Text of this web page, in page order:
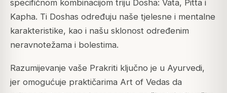
specifičnom kombinacijom triju Dosha: Vata, Pitta i
Kapha. Ti Doshas određuju naše tjelesne i mentalne
karakteristike, kao i našu sklonost određenim
neravnotežama i bolestima.
Razumijevanje vaše Prakriti ključno je u Ayurvedi,
jer omogućuje praktičarima Art of Vedas da